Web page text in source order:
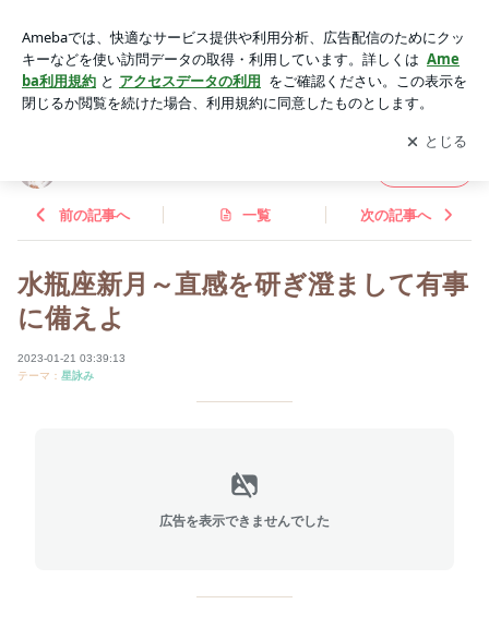
osmical Voiceアプリをダウンロードして ブログの更新通知
を受け取りまし
ょう。
開く
前の記事へ 一覧 次の記事へ
水瓶座新月～直感を研ぎ澄まして有事
に備えよ
2023-01-21 03:39:13
テーマ： 星詠み
広告を表示できませんでした